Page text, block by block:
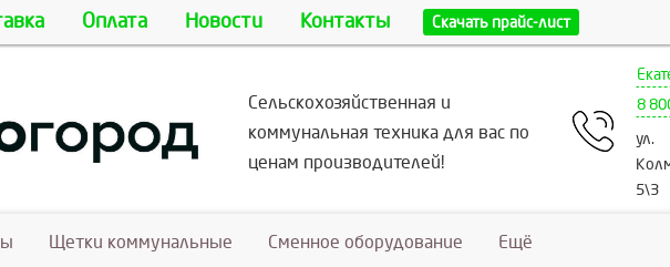
Оплата Новости Контакты Скачать прайс-лист
Сельскохозяйственная и
коммунальная техника для вас по
ценам производителей!
8
ул.
5\3
Щетки коммунальные Сменное оборудование Ещё